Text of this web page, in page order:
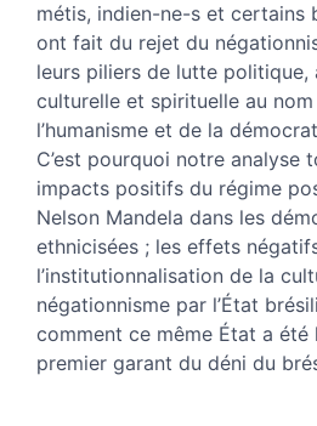
métis, indien-ne-s et certains
ont fait du rejet du
leurs piliers de lutte politique,
culturelle et spirituelle au nom
l’humanisme et de la
C’est pourquoi notre analyse
impacts positifs du régime
Nelson Mandela dans les
ethnicisées ; les effets
l’institutionnalisation de la
négationnisme par l’État
comment ce même État a
premier garant du déni du